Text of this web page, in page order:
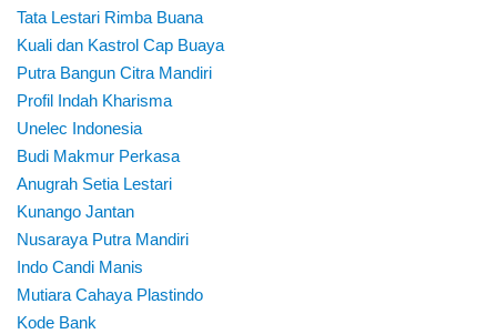
Tata Lestari Rimba Buana
Kuali dan Kastrol Cap Buaya
Putra Bangun Citra Mandiri
Profil Indah Kharisma
Unelec Indonesia
Budi Makmur Perkasa
Anugrah Setia Lestari
Kunango Jantan
Nusaraya Putra Mandiri
Indo Candi Manis
Mutiara Cahaya Plastindo
Kode Bank